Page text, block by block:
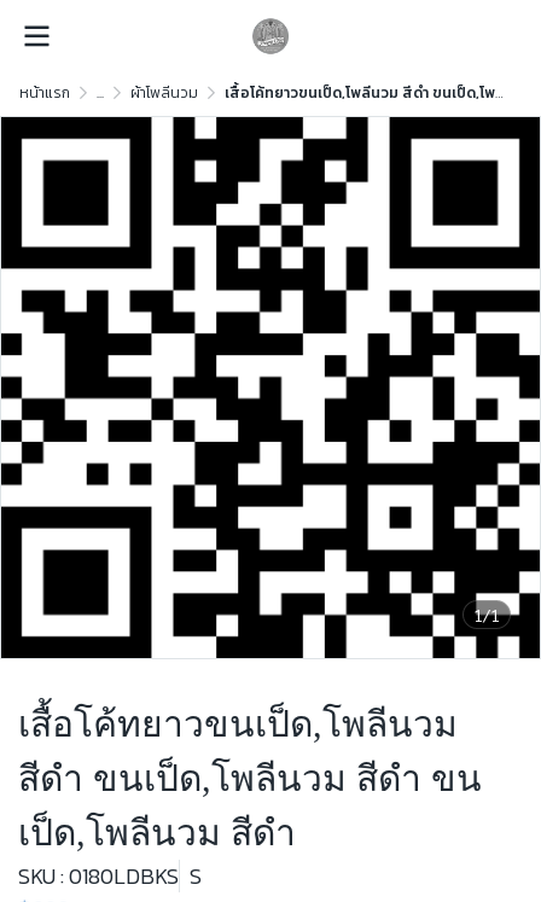
หน้าแรก ... ผ้าโพลีนวม เสื้อโค้ทยาวขนเป็ด,โพลีนวม สีดำ ขนเป็ด,โพลีนวม สีดำ ขนเป็ด,โพลีนวม สีดำ
1/1
เสื้อโค้ทยาวขนเป็ด,โพลีนวม
สีดำ ขนเป็ด,โพลีนวม สีดำ ขน
เป็ด,โพลีนวม สีดำ
SKU : 0180LDBKS S